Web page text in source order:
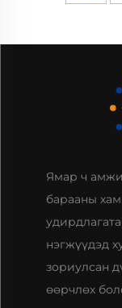
Ямар ч
барааны
нэгжүүдэд
зориулсан
өөрчлөх